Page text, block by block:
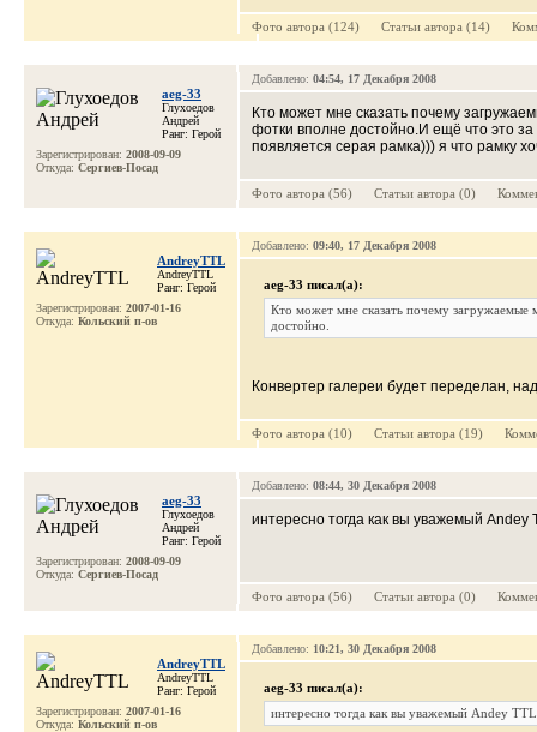
Фото автора (124) Cтатьи автора (14)
aeg-33
Глухоедов
Андрей
Ранг: Герой
Зарегистрирован: 2008-09-09
Откуда: Сергиев-Посад
Добавлено: 04:54, 17 Декабря 2008
Кто может мне сказать почему
фотки вполне достойно.И ещё что это
появляется серая рамка))) я что рамку
Фото автора (56) Cтатьи автора (0)
AndreyTTL
AndreyTTL
Ранг: Герой
Зарегистрирован: 2007-01-16
Откуда: Кольский п-ов
Добавлено: 09:40, 17 Декабря 2008
aeg-33 писал(а):
Кто может мне сказать почему загружаемые
достойно.
Конвертер галереи будет переделан,
Фото автора (10) Cтатьи автора (19)
aeg-33
Глухоедов
Андрей
Ранг: Герой
Зарегистрирован: 2008-09-09
Откуда: Сергиев-Посад
Добавлено: 08:44, 30 Декабря 2008
интересно тогда как вы уважемый
Фото автора (56) Cтатьи автора (0)
AndreyTTL
AndreyTTL
Ранг: Герой
Зарегистрирован: 2007-01-16
Откуда: Кольский п-ов
Добавлено: 10:21, 30 Декабря 2008
aeg-33 писал(а):
интересно тогда как вы уважемый Andey